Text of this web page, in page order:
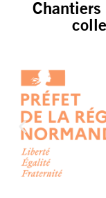
Chantiers